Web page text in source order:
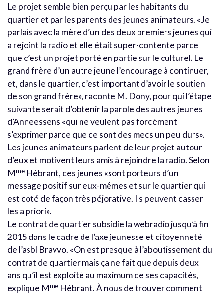
Le projet semble bien perçu par les habitants du
quartier et par les parents des jeunes animateurs. «Je
parlais avec la mère d’un des deux premiers jeunes qui
a rejoint la radio et elle était super-contente parce
que c’est un projet porté en partie sur le culturel. Le
grand frère d’un autre jeune l’encourage à continuer,
et, dans le quartier, c’est important d’avoir le soutien
de son grand frère», raconte M. Dony, pour qui l’étape
suivante serait d’obtenir la parole des autres jeunes
d’Anneessens «qui ne veulent pas forcément
s’exprimer parce que ce sont des mecs un peu durs».
Les jeunes animateurs parlent de leur projet autour
d’eux et motivent leurs amis à rejoindre la radio. Selon
Mme Hébrant, ces jeunes «sont porteurs d’un
message positif sur eux-mêmes et sur le quartier qui
est coté de façon très péjorative. Ils peuvent casser
les a priori».
Le contrat de quartier subsidie la webradio jusqu’à fin
2015 dans le cadre de l’axe jeunesse et citoyenneté
de l’asbl Bravvo. «On est presque à l’aboutissement du
contrat de quartier mais ça ne fait que depuis deux
ans qu’il est exploité au maximum de ses capacités,
explique Mme Hébrant. À nous de trouver comment